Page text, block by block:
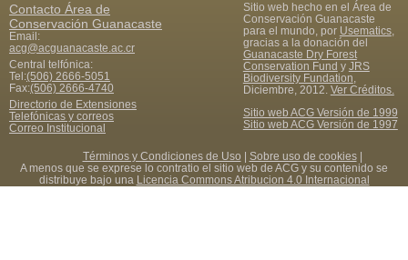
Contacto Área de
Conservación Guanacaste
Email:
acg@acguanacaste.ac.cr
Central telfónica:
Tel:(506) 2666-5051
Fax:(506) 2666-4740
Directorio de Extensiones
Telefónicas y correos
Correo Institucional
Sitio web hecho en el Área de
Conservación Guanacaste
para el mundo, por Usematics,
gracias a la donación del
Guanacaste Dry Forest
Conservation Fund y JRS
Biodiversity Fundation,
Diciembre, 2012. Ver Créditos.
Sitio web ACG Versión de 1999
Sitio web ACG Versión de 1997
Términos y Condiciones de Uso Sobre uso de cookies|
A menos que se exprese lo contratio el sitio web de ACG y su contenido se
distribuye bajo una Licencia Commons Atribucion 4.0 Internacional